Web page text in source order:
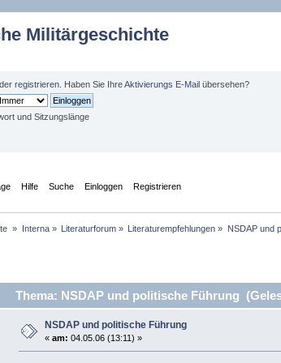
Militärgeschichte
registrieren . Haben Sie IhreAktivierungs E-Mail übersehen?
und Sitzungslänge
Hilfe Suche Einloggen Registrieren
» Interna» Literaturforum » Literaturempfehlungen » NSDAP und
Thema: NSDAP und politische Führung
NSDAP und politische Führung
«am: 04.05.06 (13:11) »